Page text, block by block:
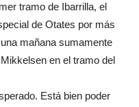
tramo de Ibarrilla, el
de Otates por más
mañana sumamente
en el tramo del
Está bien poder